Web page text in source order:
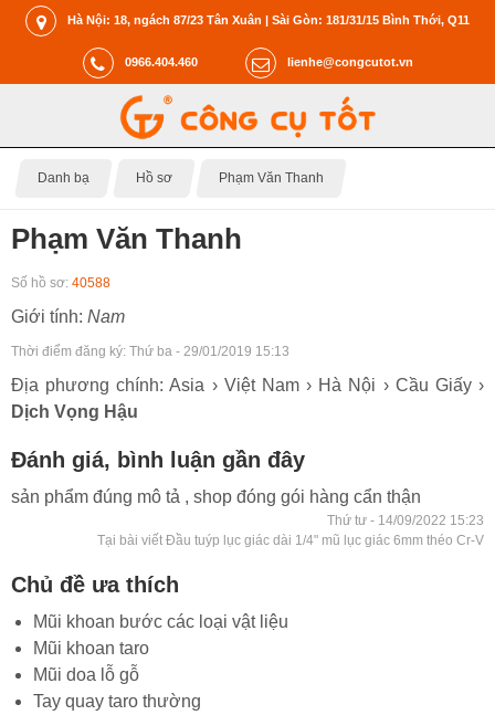
Hà Nội: 18, ngách 87/23 Tân Xuân | Sài Gòn: 181/31/15 Bình Thới, Q11
0966.404.460 lienhe@congcutot.vn
Danh bạ Hồ sơ Phạm Văn Thanh
Phạm Văn Thanh
Số hồ sơ: 40588
Giới tính: Nam
Thời điểm đăng ký: Thứ ba - 29/01/2019 15:13
Địa phương chính: Asia › Việt Nam › Hà Nội › Cầu Giấy ›
Dịch Vọng Hậu
Đánh giá, bình luận gần đây
sản phẩm đúng mô tả , shop đóng gói hàng cẩn thận
Thứ tư - 14/09/2022 15:23
Tại bài viết Đầu tuýp lục giác dài 1/4" mũ lục giác 6mm théo Cr-V
Chủ đề ưa thích
Mũi khoan bước các loại vật liệu
Mũi khoan taro
Mũi doa lỗ gỗ
Tay quay taro thường